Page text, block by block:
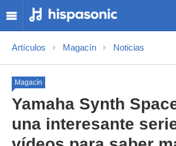
Artículos Magacín Noticias
Magacín
Yamaha Synth
una interesante